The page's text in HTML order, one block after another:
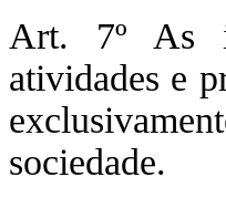
Art. 7º As
atividades e
sociedade.